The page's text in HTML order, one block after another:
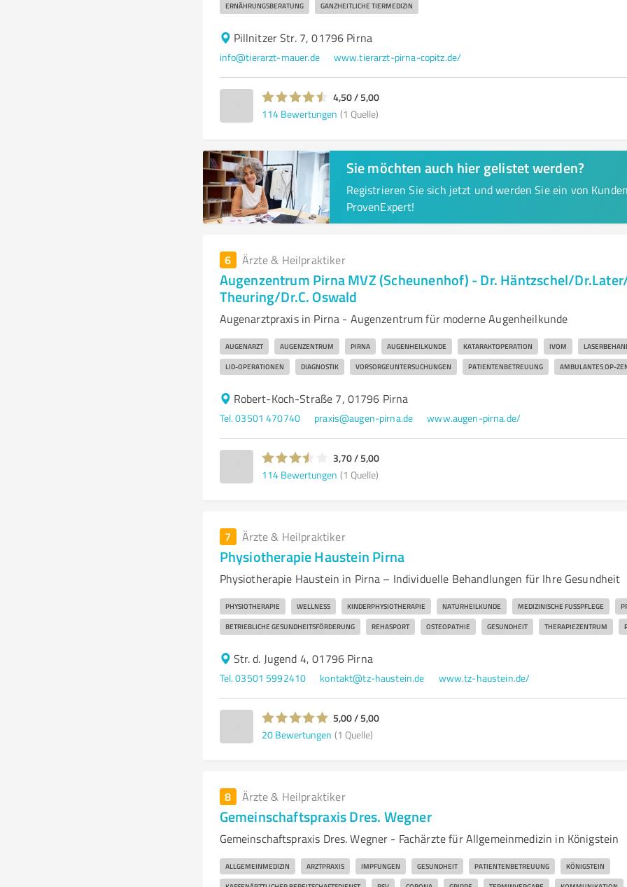
ERNÄHRUNGSBERATUNG GANZHEITLICHE TIERMEDIZIN
Pillnitzer Str. 7, 01796 Pirna
info@tierarzt-mauer.de www.tierarzt-pirna-copitz.de/
4,50 / 5,00
114 Bewertungen (1 Quelle)
Sie möchten auch hier gelistet werden?
Registrieren Sie sich jetzt und werden Sie ein von
ProvenExpert!
6 Ärzte & Heilpraktiker
Augenzentrum Pirna MVZ (Scheunenhof) - Dr. Häntzschel/
Theuring/Dr.C. Oswald
Augenarztpraxis in Pirna - Augenzentrum für moderne Augenheilkunde
AUGENARZT AUGENZENTRUM PIRNA AUGENHEILKUNDE KATARAKTOPERATION IVOM
LID-OPERATIONEN DIAGNOSTIK VORSORGEUNTERSUCHUNGEN PATIENTENBETREUUNG AMBULANTES OP-
Robert-Koch-Straße 7, 01796 Pirna
Tel. 03501 470740 praxis@augen-pirna.de www.augen-pirna.de/
3,70 / 5,00
114 Bewertungen (1 Quelle)
7 Ärzte & Heilpraktiker
Physiotherapie Haustein Pirna
Physiotherapie Haustein in Pirna – Individuelle Behandlungen für Ihre Gesundheit
PHYSIOTHERAPIE WELLNESS KINDERPHYSIOTHERAPIE NATURHEILKUNDE MEDIZINISCHE FUSSPFLEGE
BETRIEBLICHE GESUNDHEITSFÖRDERUNG REHASPORT OSTEOPATHIE GESUNDHEIT THERAPIEZENTRUM
Str. d. Jugend 4, 01796 Pirna
Tel. 03501 5992410 kontakt@tz-haustein.de www.tz-haustein.de/
5,00 / 5,00
20 Bewertungen (1 Quelle)
8 Ärzte & Heilpraktiker
Gemeinschaftspraxis Dres. Wegner
Gemeinschaftspraxis Dres. Wegner - Fachärzte für Allgemeinmedizin in Königstein
ALLGEMEINMEDIZIN ARZTPRAXIS IMPFUNGEN GESUNDHEIT PATIENTENBETREUUNG KÖNIGSTEIN